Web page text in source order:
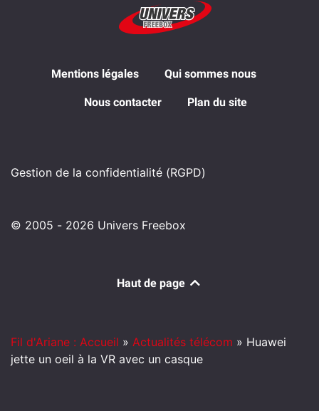
Mentions légales Qui sommes nous
Nous contacter Plan du site
Gestion de la confidentialité (RGPD)
© 2005 - 2026 Univers Freebox
Haut de page
Fil d'Ariane : Accueil » Actualités télécom » Huawei
jette un oeil à la VR avec un casque